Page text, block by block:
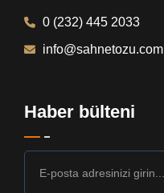
0 (232) 445 2033
info@sahnetozu.com
Haber bülteni